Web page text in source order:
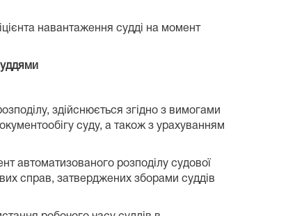
навантаження судді на момент
здійснюється згідно з вимогами
суду, а також з урахуванням
автоматизованого розподілу судової
справ, затверджених зборами суддів